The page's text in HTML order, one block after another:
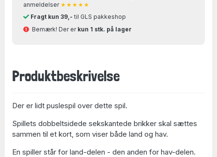
anmeldelser ★★★★★
Fragt kun 39,- til GLS pakkeshop
Bemærk! Der er kun 1 stk. på lager
Produktbeskrivelse
Der er lidt puslespil over dette spil.
Spillets dobbeltsidede sekskantede brikker skal sættes
sammen til et kort, som viser både land og hav.
En spiller står for land-delen - den anden for hav-delen.